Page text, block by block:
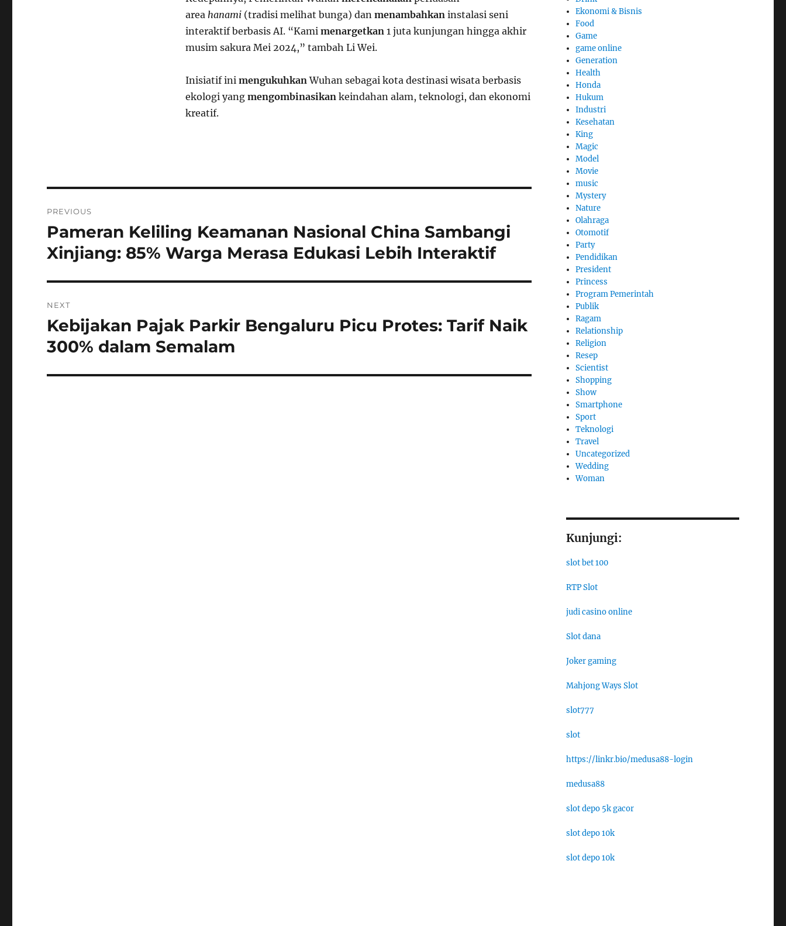
area hanami(tradisi melihat bunga) dan menambahkaninstalasi seni
interaktif berbasis AI. “Kami menargetkan1 juta kunjungan hingga akhir
musim sakura Mei 2024,” tambah Li Wei.
Inisiatif ini mengukuhkanWuhan sebagai kota destinasi wisata berbasis
ekologi yang mengombinasikankeindahan alam, teknologi, dan ekonomi
kreatif.
pos
PREVIOUS
Previous
post:
Pameran Keliling Keamanan Nasional China Sambangi
Xinjiang: 85% Warga Merasa Edukasi Lebih Interaktif
NEXT
Next
post:
Kebijakan Pajak Parkir Bengaluru Picu Protes: Tarif Naik
300% dalam Semalam
Ekonomi & Bisnis
Food
Game
game online
Generation
Health
Honda
Hukum
Industri
Kesehatan
King
Magic
Model
Movie
music
Mystery
Nature
Olahraga
Otomotif
Party
Pendidikan
President
Princess
Program Pemerintah
Publik
Ragam
Relationship
Religion
Resep
Scientist
Shopping
Show
Smartphone
Sport
Teknologi
Travel
Uncategorized
Wedding
Woman
Kunjungi:
slot bet 100
RTP Slot
judi casino online
Slot dana
Joker gaming
Mahjong Ways Slot
slot777
slot
https://linkr.bio/medusa88-login
medusa88
slot depo 5k gacor
slot depo 10k
slot depo 10k